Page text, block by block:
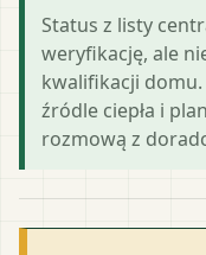
Status z listy
weryfikację, ale
kwalifikacji
źródle ciepła i
rozmową z